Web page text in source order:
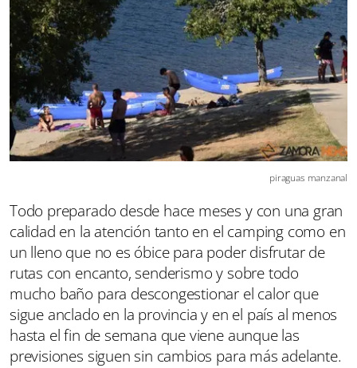
piraguas manzanal
Todo preparado desde hace meses y con una gran
calidad en la atención tanto en el camping como en
un lleno que no es óbice para poder disfrutar de
rutas con encanto, senderismo y sobre todo
mucho baño para descongestionar el calor que
sigue anclado en la provincia y en el país al menos
hasta el fin de semana que viene aunque las
previsiones siguen sin cambios para más adelante.